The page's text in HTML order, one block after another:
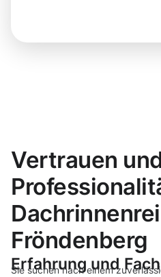
Vertrauen
Fröndenberg
Erfahrung und
Sie suchen nach einem